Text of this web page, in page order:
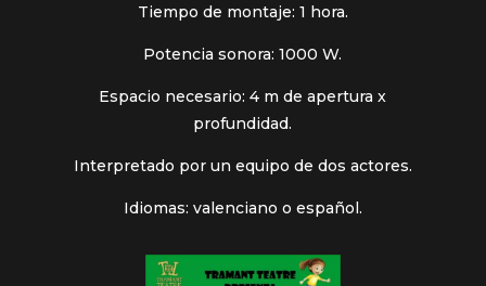
Tiempo de montaje: 1 hora.
Potencia sonora: 1000 W.
Espacio necesario: 4 m de apertura x
profundidad.
Interpretado por un equipo de dos actores.
Idiomas: valenciano o español.